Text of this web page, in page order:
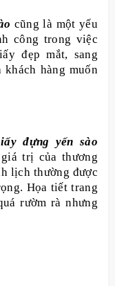
cũng là một yếu
công trong việc
đẹp mắt, sang
hàng muốn
đựng yến sào
trị của thương
lịch thường được
Họa tiết trang
rườm rà nhưng